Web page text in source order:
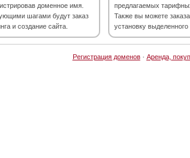
доменное имя.
шагами будут заказ
и создание сайта.
предлагаемых
Также вы можете
установку выделенного
Регистрация доменов· Аренда,